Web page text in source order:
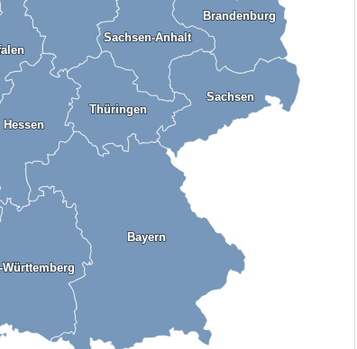
Württemberg
Württemberg
Bayern
Bayern
Brandenburg
Brandenburg
Hessen
Hessen
Sachsen
Sachsen
Sachsen-Anhalt
Sachsen-Anhalt
Thüringen
Thüringen